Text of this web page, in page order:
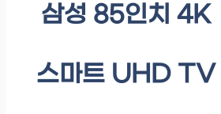
삼성 85인치 4K
스마트 UHD TV